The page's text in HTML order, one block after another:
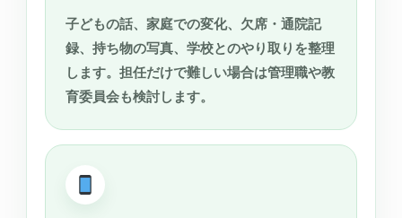
子どもの話、家庭での変化、欠席・通院記
録、持ち物の写真、学校とのやり取りを整理
します。担任だけで難しい場合は管理職や教
育委員会も検討します。